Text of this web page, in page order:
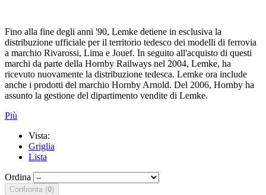
Fino alla fine degli anni '90, Lemke detiene in esclusiva la
distribuzione ufficiale per il territorio tedesco dei modelli di ferrovia
a marchio Rivarossi, Lima e Jouef. In seguito all'acquisto di questi
marchi da parte della Hornby Railways nel 2004, Lemke, ha
ricevuto nuovamente la distribuzione tedesca. Lemke ora include
anche i prodotti del marchio Hornby Arnold. Del 2006, Hornby ha
assunto la gestione del dipartimento vendite di Lemke.
Più
Vista:
Griglia
Lista
Ordina
Confronta (0)